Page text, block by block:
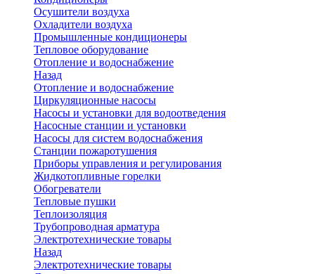
Осушители воздуха
Охладители воздуха
Промышленные кондиционеры
Тепловое оборудование
Отопление и водоснабжение
Назад
Отопление и водоснабжение
Циркуляционные насосы
Насосы и установки для водоотведения
Насосные станции и установки
Насосы для систем водоснабжения
Станции пожаротушения
Приборы управления и регулирования
Жидкотопливные горелки
Обогреватели
Тепловые пушки
Теплоизоляция
Трубопроводная арматура
Электротехнические товары
Назад
Электротехнические товары